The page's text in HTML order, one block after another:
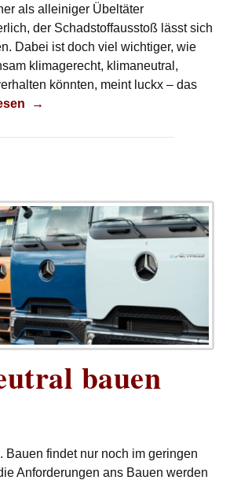
als alleiniger Übeltäter
der Schadstoffausstoß lässt sich
Dabei ist doch viel wichtiger, wie
klimagerecht, klimaneutral,
könnten, meint luckx – das
Mobilität
→
bauen
Bauen findet nur noch im geringen
Anforderungen ans Bauen werden